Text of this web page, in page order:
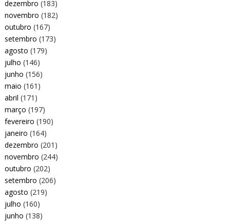
dezembro (183)
novembro (182)
outubro (167)
setembro (173)
agosto (179)
julho (146)
junho (156)
maio (161)
abril (171)
março (197)
fevereiro (190)
janeiro (164)
dezembro (201)
novembro (244)
outubro (202)
setembro (206)
agosto (219)
julho (160)
junho (138)